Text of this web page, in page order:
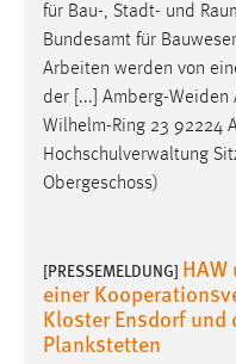
für Bau-, Stadt- und
Bundesamt für
Arbeiten werden von
der [...] Amberg-Weiden
Wilhelm-Ring 23 92224
Hochschulverwaltung
Obergeschoss)
[PRESSEMELDUNG]
einer
Kloster Ensdorf
Plankstetten